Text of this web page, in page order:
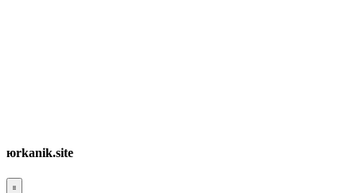
юrkanik.site